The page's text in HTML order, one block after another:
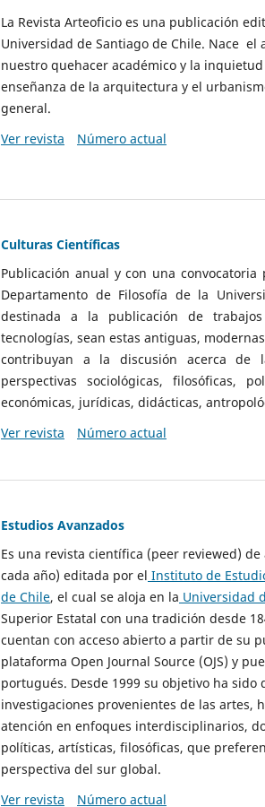
La Revista Arteoficio es una publicación
Universidad de Santiago de Chile. Nace
nuestro quehacer académico y la
enseñanza de la arquitectura y el
general.
Ver revista
Número actual
Culturas Científicas
Publicación anual y con una
Departamento de Filosofía de la
destinada a la publicación de
tecnologías, sean estas antiguas,
contribuyan a la discusión acerca de
perspectivas sociológicas, filosóficas,
económicas, jurídicas, didácticas,
Ver revista
Número actual
Estudios Avanzados
Es una revista científica (peer reviewed)
cada año) editada por el Instituto de
de Chile, el cual se aloja en la Universidad
Superior Estatal con una tradición desde
cuentan con acceso abierto a partir de su
plataforma Open Journal Source (OJS) y
portugués. Desde 1999 su objetivo ha
investigaciones provenientes de las artes,
atención en enfoques interdisciplinarios,
políticas, artísticas, filosóficas, que
perspectiva del sur global.
Ver revista
Número actual